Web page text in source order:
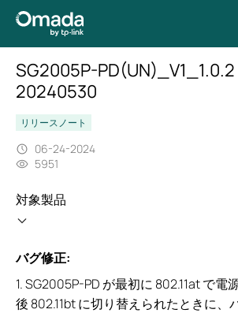
SG2005P-
20240530
リリースノート
06-24-2024
5951
対象製品
バグ修正:
1. SG2005P-PD が最初に 802.11at で電
後 802.11bt に切り替えられたときに、